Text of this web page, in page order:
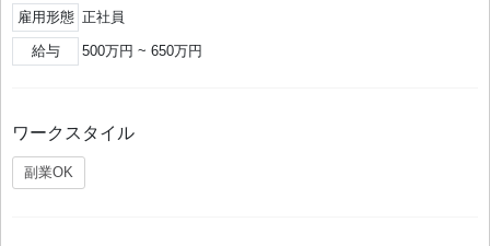
雇用形態 正社員
給与 500万円 ~ 650万円
ワークスタイル
副業OK